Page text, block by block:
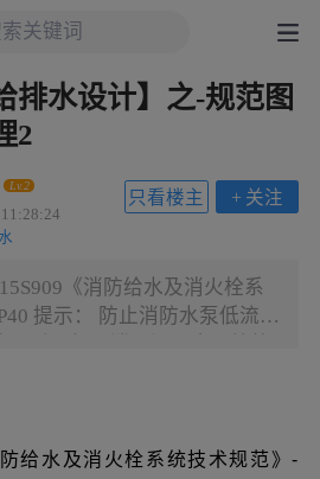
排水设计】之-规范图
2
Lv.2
+ 关注
只看楼主
《消防给水及消火栓系
提示： 防止消防水泵低流量
通管泄流到转输水箱，又流回
给水及消火栓系统技术规范》-